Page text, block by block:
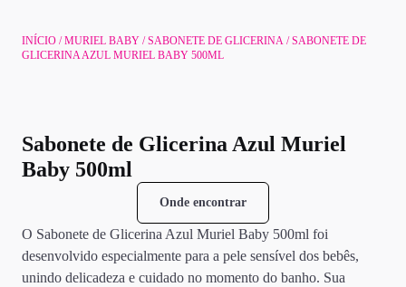
INÍCIO /MURIEL BABY /SABONETE DE GLICERINA / SABONETE DE
GLICERINA AZUL MURIEL BABY 500ML
Sabonete de Glicerina Azul Muriel
Baby 500ml
Onde encontrar
O Sabonete de Glicerina Azul Muriel Baby 500ml foi
desenvolvido especialmente para a pele sensível dos bebês,
unindo delicadeza e cuidado no momento do banho. Sua